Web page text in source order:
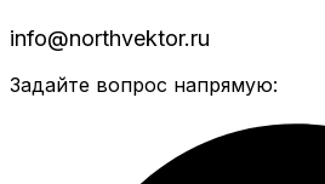
info@northvektor.ru
Задайте вопрос напрямую: